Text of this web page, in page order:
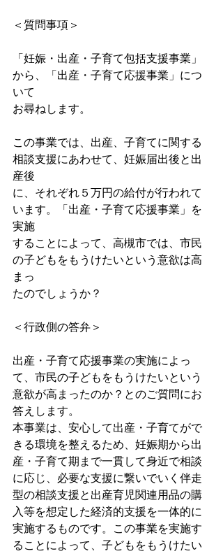
＜質問事項＞
「妊娠・出産・子育て包括支援事業」
から、「出産・子育て応援事業」につ
いて
お尋ねします。
この事業では、出産、子育てに関する
相談支援にあわせて、妊娠届出後と出
産後
に、それぞれ５万円の給付が行われて
います。「出産・子育て応援事業」を
実施
することによって、高槻市では、市民
の子どもをもうけたいという意欲は高
まっ
たのでしょうか？
＜行政側の答弁＞
出産・子育て応援事業の実施によっ
て、市民の子どもをもうけたいという
意欲が高まったのか？とのご質問にお
答えします。
本事業は、安心して出産・子育てがで
きる環境を整えるため、妊娠期から出
産・子育て期まで一貫して身近で相談
に応じ、必要な支援に繋いでいく伴走
型の相談支援と出産育児関連用品の購
入等を想定した経済的支援を一体的に
実施するものです。この事業を実施す
ることによって、子どもをもうけたい